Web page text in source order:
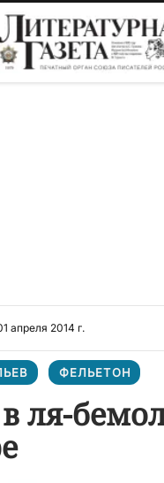
апреля 2014 г.
ФЕЛЬЕТОН
ля-